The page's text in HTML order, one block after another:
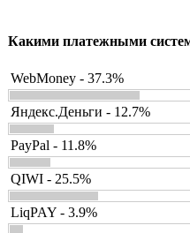
Какими платежными
WebMoney - 37.3%
Яндекс.Деньги - 12.7%
PayPal - 11.8%
QIWI - 25.5%
LiqPAY - 3.9%